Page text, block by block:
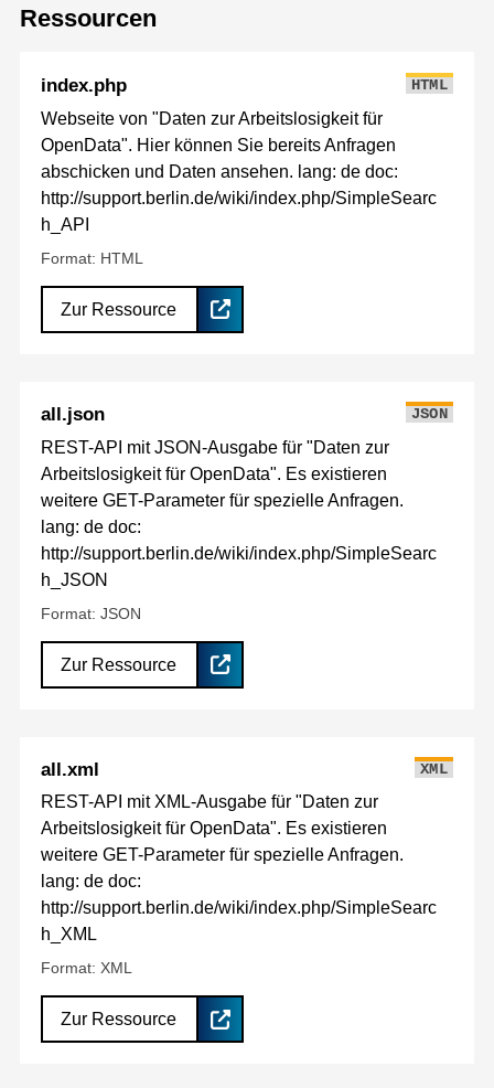
Ressourcen
index.php HTML
Webseite von "Daten zur Arbeitslosigkeit für
OpenData". Hier können Sie bereits Anfragen
abschicken und Daten ansehen. lang: de doc:
http://support.berlin.de/wiki/index.php/SimpleSearc
h_API
Format: HTML
Zur Ressource
all.json JSON
REST-API mit JSON-Ausgabe für "Daten zur
Arbeitslosigkeit für OpenData". Es existieren
weitere GET-Parameter für spezielle Anfragen.
lang: de doc:
http://support.berlin.de/wiki/index.php/SimpleSearc
h_JSON
Format: JSON
Zur Ressource
all.xml XML
REST-API mit XML-Ausgabe für "Daten zur
Arbeitslosigkeit für OpenData". Es existieren
weitere GET-Parameter für spezielle Anfragen.
lang: de doc:
http://support.berlin.de/wiki/index.php/SimpleSearc
h_XML
Format: XML
Zur Ressource